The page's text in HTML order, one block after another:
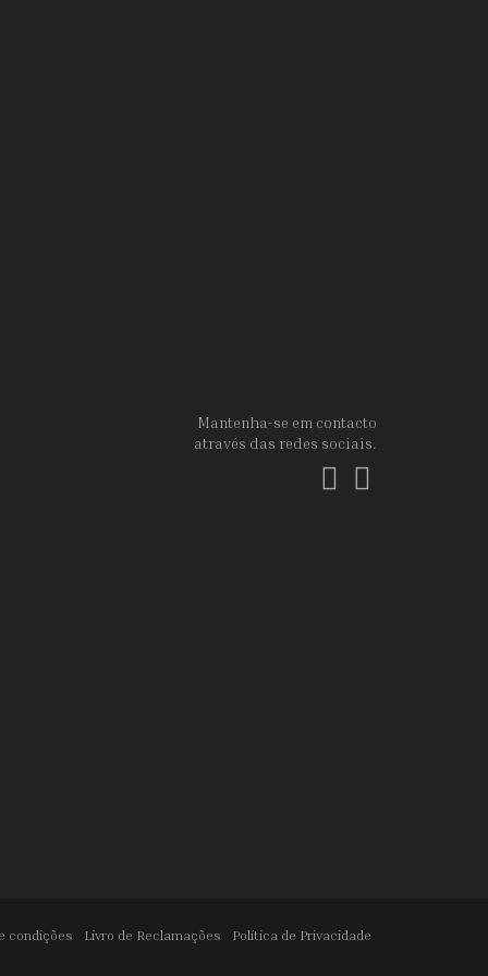
Mantenha-se em contacto
através das redes sociais.
Facebook
condições Livro de Reclamações Política de Privacidade